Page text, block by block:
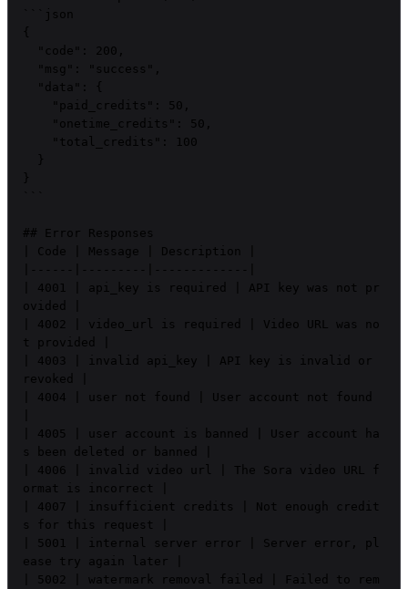
```json
{
}
## Error Responses
| Code | Message | Description |
|------|---------|-------------|
| 4001 | api_key is required | API key was not pr
ovided |
| 4002 | video_url is required | Video URL was no
t provided |
| 4003 | invalid api_key | API key is invalid or
revoked |
| 4004 | user not found | User account not found
| 4005 | user account is banned | User account ha
s been deleted or banned |
| 4006 | invalid video url | The Sora video URL f
ormat is incorrect |
| 4007 | insufficient credits | Not enough credit
s for this request |
| 5001 | internal server error | Server error, pl
ease try again later |
| 5002 | watermark removal failed | Failed to rem